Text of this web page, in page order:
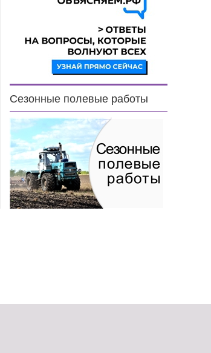
Сезонные полевые работы